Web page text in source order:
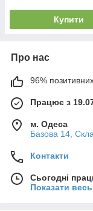
Купити
Про нас
96% позитивних
Працює з
м. Одеса
Базова 14,
Контакти
Сьогодні
Показати